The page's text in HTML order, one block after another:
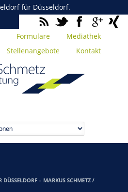
für Düsseldorf.
Formulare
Mediathek
Stellenangebote Kontakt
DÜSSELDORF – MARKUS SCHMETZ /